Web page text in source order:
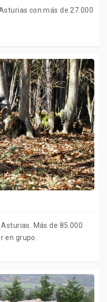
con más de 27.000
Más de 85.000
en grupo.